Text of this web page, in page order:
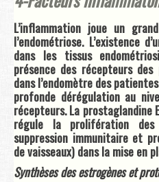
L’inflammation joue un
l’endométriose. L’existence
dans les tissus
présence des récepteurs
dans l’endomètre des
profonde dérégulation au
récepteurs. La prostaglandine
régule la prolifération
suppression immunitaire et
de vaisseaux) dans la mise en
Synthèses des estrogènes et